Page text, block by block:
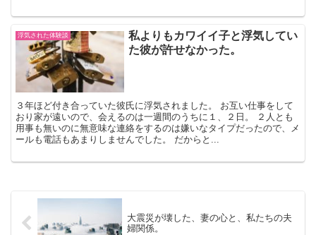
浮気された体験談
私よりもカワイイ子と浮気してい
た彼が許せなかった。
３年ほど付き合っていた彼氏に浮気されました。 お互い仕事をして
おり家が遠いので、会えるのは一週間のうちに１、２日。 ２人とも
用事も無いのに無意味な連絡をするのは嫌いなタイプだったので、メ
ールも電話もあまりしませんでした。 だからと...
大震災が壊した、妻の心と、私たちの夫
婦関係。